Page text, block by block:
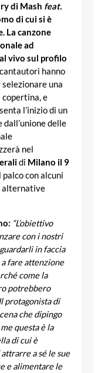
di Mash feat.
di cui si è
La canzone
ad
vivo sul profilo
hanno
una
copertina, e
l’inizio di un
delle
nel
di Milano il 9
con alcuni
alternative
“L’obiettivo
con i nostri
in faccia
fare attenzione
come la
potrebbero
protagonista di
che dipingo
questa è la
di cui è
a sé le sue
e alimentare le